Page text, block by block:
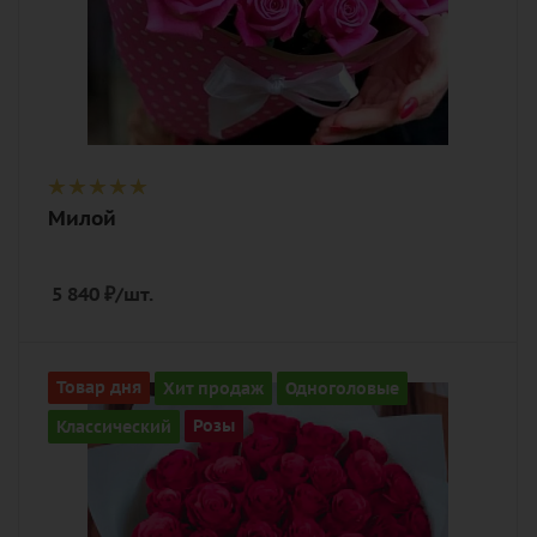
Милой
5 840 ₽/шт.
Товар дня Хит продаж
Одноголовые
Классический
Розы
Количество
35
алый, бордовый, красный, чайный
Описание